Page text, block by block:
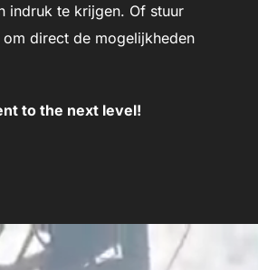
indruk te krijgen. Of stuur
om direct de mogelijkheden
to the next level!